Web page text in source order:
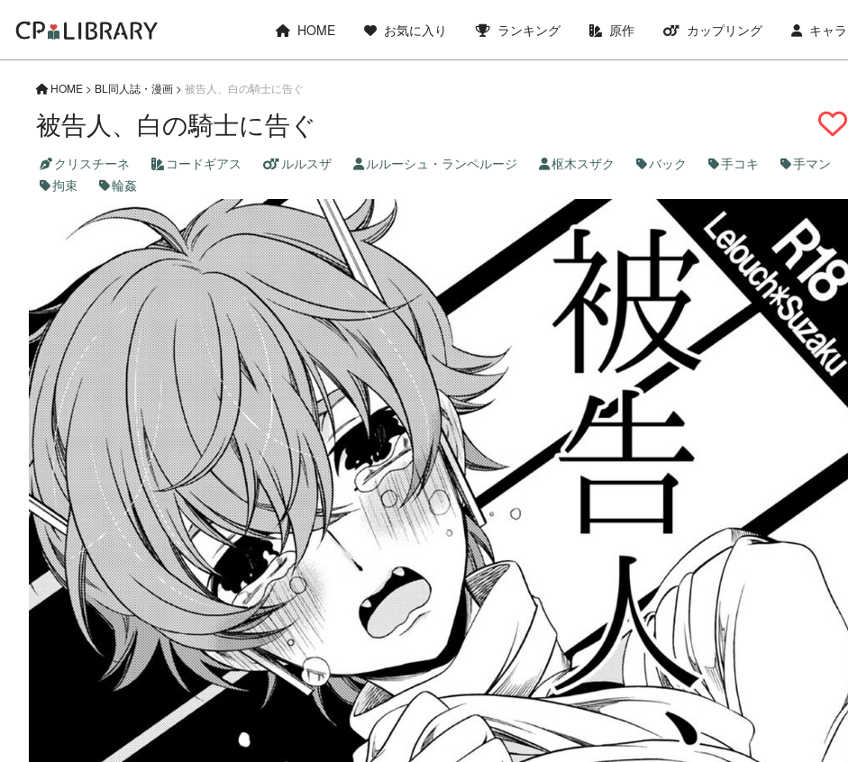
HOME お気に入り ランキング 原作 カップリング キャ
HOME > BL同人誌・漫画 > 被告人、白の騎士に告ぐ
被告人、白の騎士に告ぐ
クリスチーネ コードギアス ルルスザ ルルーシュ・ランペルージ 枢木スザク バック 手コキ
手マン
拘束
輪姦